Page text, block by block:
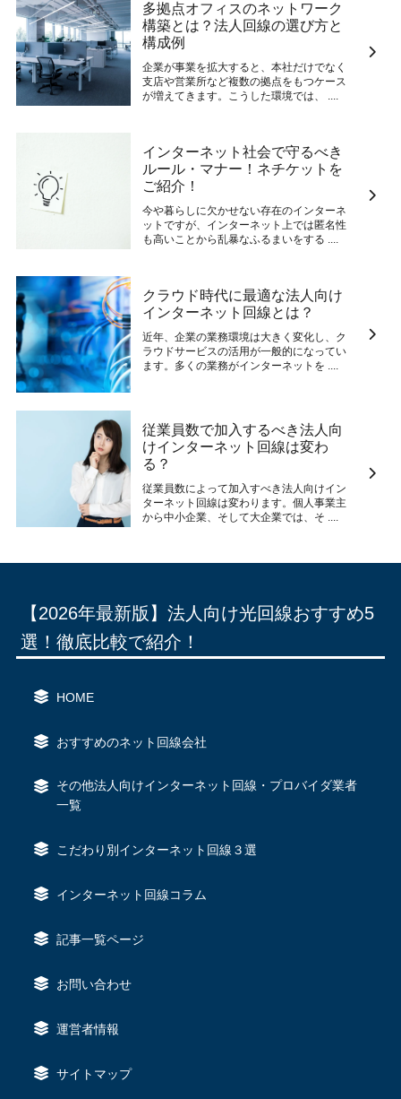
多拠点オフィスのネットワーク
構築とは？法人回線の選び方と
構成例
企業が事業を拡大すると、本社だけでなく
支店や営業所など複数の拠点をもつケース
が増えてきます。こうした環境では、 ....
インターネット社会で守るべき
ルール・マナー！ネチケットを
ご紹介！
今や暮らしに欠かせない存在のインターネ
ットですが、インターネット上では匿名性
も高いことから乱暴なふるまいをする ....
クラウド時代に最適な法人向け
インターネット回線とは？
近年、企業の業務環境は大きく変化し、ク
ラウドサービスの活用が一般的になってい
ます。多くの業務がインターネットを ....
従業員数で加入するべき法人向
けインターネット回線は変わ
る？
従業員数によって加入すべき法人向けイン
ターネット回線は変わります。個人事業主
から中小企業、そして大企業では、そ ....
【2026年最新版】法人向け光回線おすすめ5
選！徹底比較で紹介！
HOME
おすすめのネット回線会社
その他法人向けインターネット回線・プロバイダ業者
一覧
こだわり別インターネット回線３選
インターネット回線コラム
記事一覧ページ
お問い合わせ
運営者情報
サイトマップ